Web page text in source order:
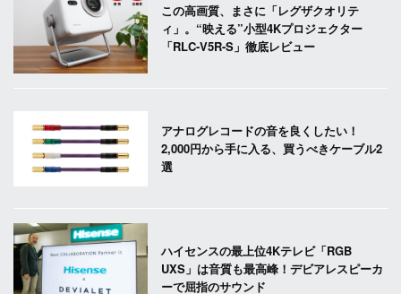
この高画質、まさに「レグザクオリテ
ィ」。“映える”小型4Kプロジェクター
「RLC-V5R-S」徹底レビュー
アナログレコードの音を良くしたい！
2,000円から手に入る、買うべきケーブル2
選
ハイセンスの最上位4Kテレビ「RGB
UXS」は音質も最高峰！デビアレスピーカ
ーで屈指のサウンド